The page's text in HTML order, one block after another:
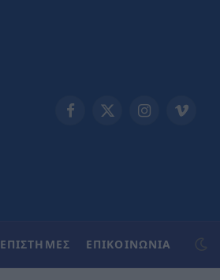
Facebook
X
InstagramVimeo
ΕΠΙΣΤΗΜΕΣ ΕΠΙΚΟΙΝΩΝΊΑ